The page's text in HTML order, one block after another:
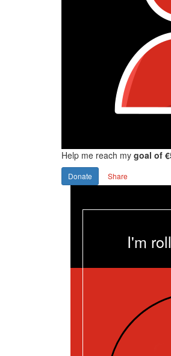
Help me reach my goal of
Donate Share
I'm